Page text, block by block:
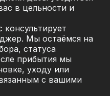
в цельности и
Мы остаёмся на
статуса
прибытия мы
уходу или
с вашими